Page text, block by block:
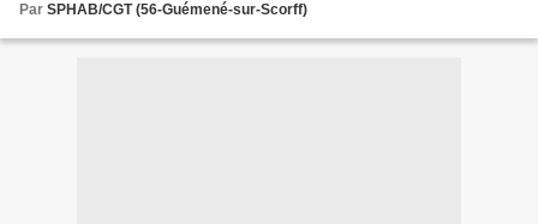
Par SPHAB/CGT (56-Guémené-sur-Scorff)